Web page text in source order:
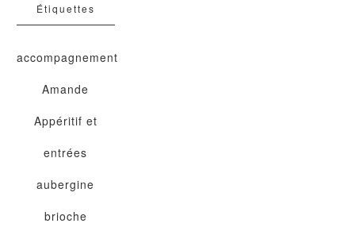
Étiquettes
accompagnement
Amande
Appéritif et
entrées
aubergine
brioche